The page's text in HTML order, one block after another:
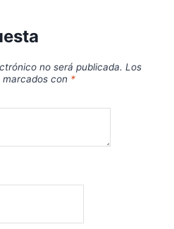
no será publicada. Los
con *